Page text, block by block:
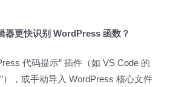
器更快识别 WordPress 函数？
代码提示” 插件（如 VS Code 的
），或手动导入 WordPress 核心文件